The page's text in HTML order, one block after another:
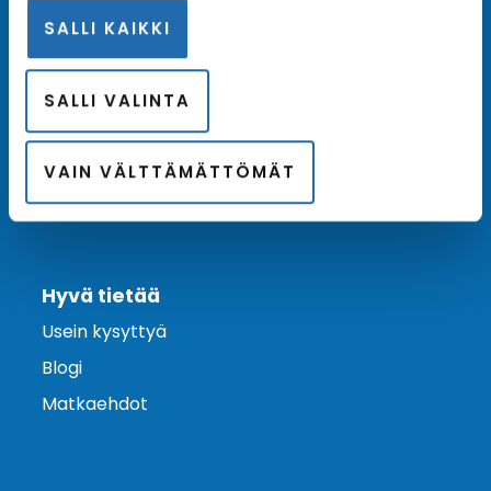
SALLI KAIKKI
SALLI VALINTA
VAIN VÄLTTÄMÄTTÖMÄT
Ota yhteyttä
Asiakaspalvelu
Lähetä tarjouspyyntö
Varaa risteily
Hyvä tietää
Usein kysyttyä
Blogi
Matkaehdot